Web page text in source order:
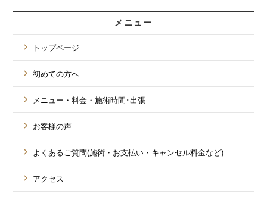
メニュー
トップページ
初めての方へ
メニュー・料金・施術時間･出張
お客様の声
よくあるご質問(施術・お支払い・キャンセル料金など)
アクセス